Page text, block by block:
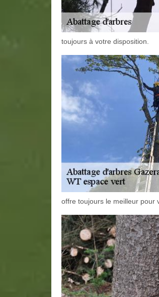
toujours à votre disposition.
offre toujours le meilleur pour